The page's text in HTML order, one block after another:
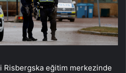
Risbergska eğitim merkezinde